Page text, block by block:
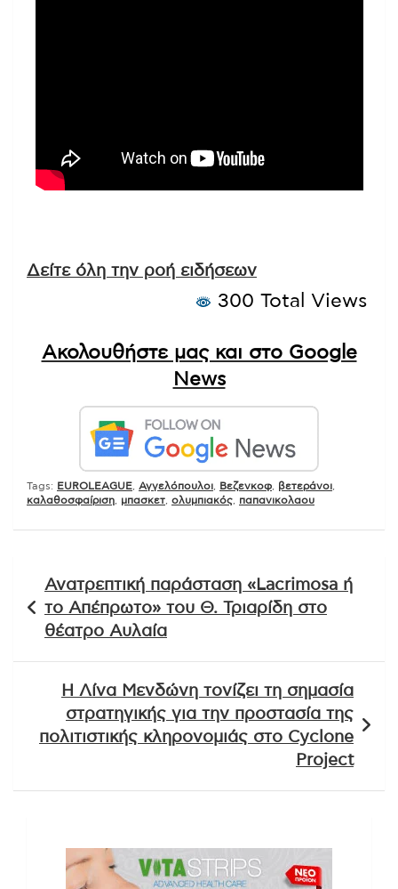
Δείτε όλη την ροή ειδήσεων
300 Total Views
Ακολουθήστε μας και στο Google
News
Tags: EUROLEAGUE Αγγελόπουλοι Βεζενκοφ βετεράνοι
καλαθοσφαίριση
μπασκετ ολυμπιακός παπανικολαου
άρθρων
Ανατρεπτική παράσταση «Lacrimosa ή
το Απέπρωτο» του Θ. Τριαρίδη στο
θέατρο Αυλαία
Η Λίνα Μενδώνη τονίζει τη σημασία
στρατηγικής για την προστασία της
πολιτιστικής κληρονομιάς στο Cyclone
Project